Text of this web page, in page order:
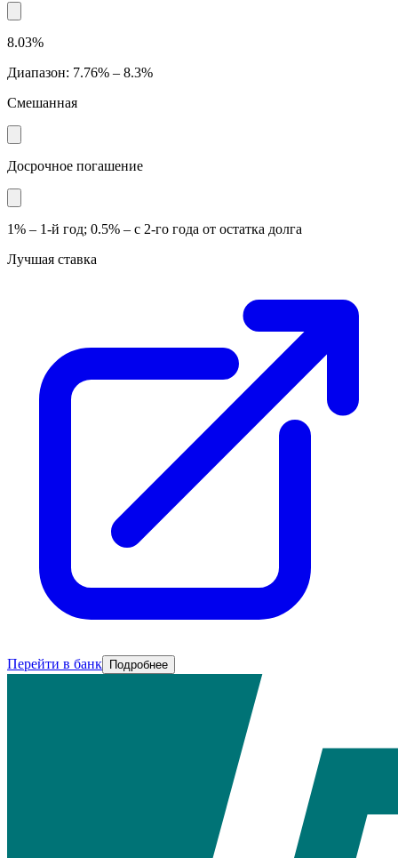
8.03%
Диапазон: 7.76% – 8.3%
Смешанная
Досрочное погашение
1% – 1-й год; 0.5% – с 2-го года от остатка долга
Лучшая ставка
Перейти в банк Подробнее